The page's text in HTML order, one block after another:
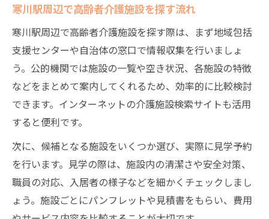
寒川駅周辺で高齢者介護施設を探す流れ
寒川駅周辺で高齢者介護施設を探す際は、まず地域包括
支援センターや自治体の窓口で情報収集を行いましょ
う。公的機関では施設の一覧や空き状況、各施設の特徴
などをまとめて案内してくれるため、効率的に比較検討
できます。インターネットの介護施設検索サイトも活用
すると便利です。
次に、候補となる施設をいくつか選び、実際に見学予約
を行います。見学の際は、施設内の清潔さや安全対策、
職員の対応、入居者の様子などを細かくチェックしまし
ょう。施設ごとにパンフレットや見積書をもらい、費用